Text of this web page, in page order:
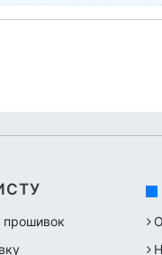
прошивок